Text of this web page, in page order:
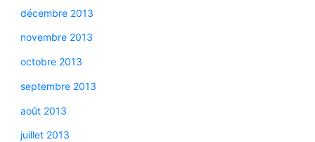
décembre 2013
novembre 2013
octobre 2013
septembre 2013
août 2013
juillet 2013